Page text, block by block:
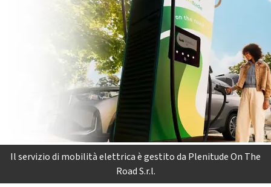
Il servizio di mobilità elettrica è gestito da Plenitude On The
Road S.r.l.